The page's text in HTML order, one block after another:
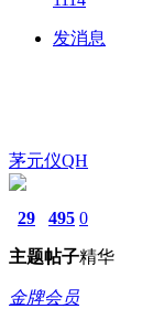
发消息
茅元仪QH
29
主题
495
帖子
0
精华
金牌会员